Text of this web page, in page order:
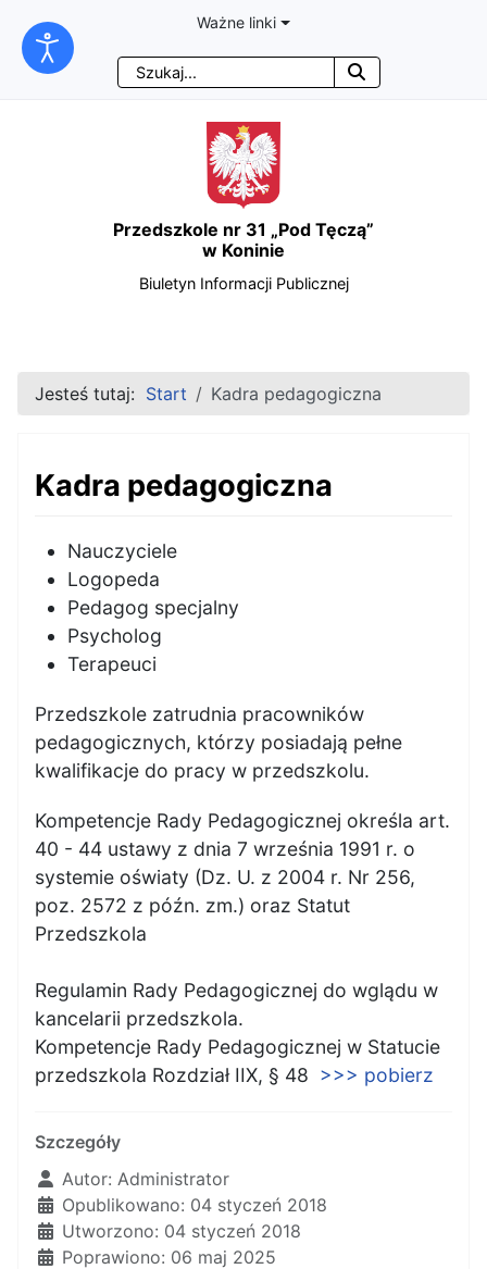
Przejdź
do
Przejdź
do
nawigacyjnego
Przejdź
do
wyszukiwarki
Przejdź
do
Ważne linki
Szukaj
Przedszkole nr 31 „Pod Tęczą”
w Koninie
Biuletyn Informacji Publicznej
Jesteś tutaj: Start Kadra pedagogiczna
Kadra pedagogiczna
Nauczyciele
Logopeda
Pedagog specjalny
Psycholog
Terapeuci
Przedszkole zatrudnia pracowników
pedagogicznych, którzy posiadają pełne
kwalifikacje do pracy w przedszkolu.
Kompetencje Rady Pedagogicznej określa art.
40 - 44 ustawy z dnia 7 września 1991 r. o
systemie oświaty (Dz. U. z 2004 r. Nr 256,
poz. 2572 z późn. zm.) oraz Statut
Przedszkola
Regulamin Rady Pedagogicznej do wglądu w
kancelarii przedszkola.
Kompetencje Rady Pedagogicznej w Statucie
przedszkola Rozdział IIX, § 48 >>> pobierz
Szczegóły
Autor: Administrator
Opublikowano: 04 styczeń 2018
Utworzono: 04 styczeń 2018
Poprawiono: 06 maj 2025